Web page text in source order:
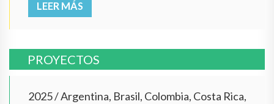
LEER MÁS
PROYECTOS
2025/Argentina, Brasil, Colombia, Costa Rica,